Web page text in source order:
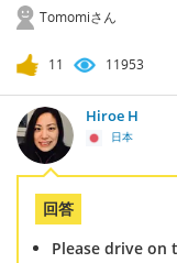
Tomomiさん
11 11953
Hiroe H
日本
回答
Please drive on